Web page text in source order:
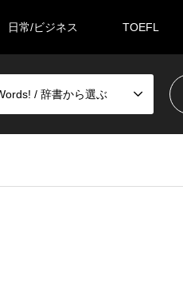
日常/ビジネス TOEFL
/ 辞書から選ぶ